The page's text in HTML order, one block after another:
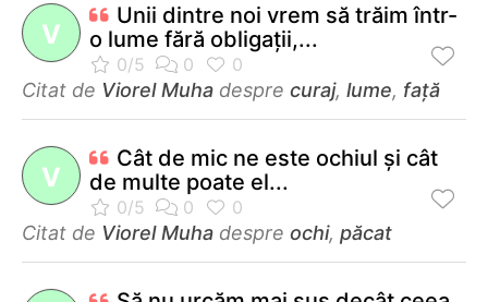
V
Unii dintre noi vrem să trăim într-
o lume fără obligaţii,...
Citat de Viorel Muha despre curaj, lume, față
V
Cât de mic ne este ochiul şi cât
de multe poate el...
Citat de Viorel Muha despre ochi, păcat